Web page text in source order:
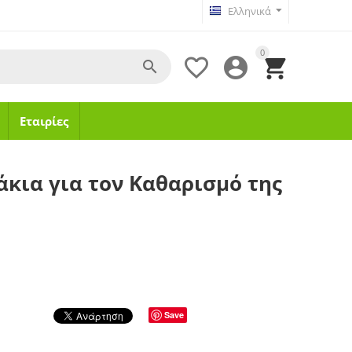
Ελληνικά
0




Εταιρίες
για τον Καθαρισμό της
Save